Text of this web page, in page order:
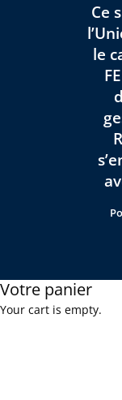
Ce
le
Votre panier
Your cart is empty.